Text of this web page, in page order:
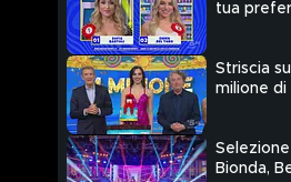
tua
Striscia
milione
Bionda,